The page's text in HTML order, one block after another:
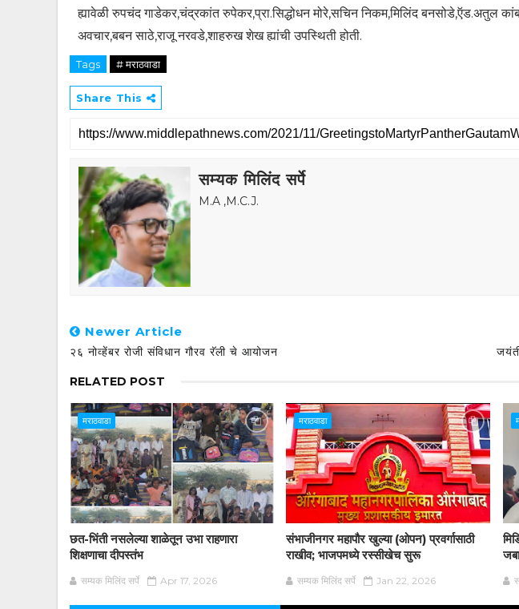
ह्यावेळी रुपचंद गाडेकर,चंद्रकांत रुपेकर,प्रा.सिद्धोधन मोरे,सचिन निकम,मिलिंद बनसोडे,ऍड.अतुल
अवचार,बबन साठे,राजू नरवडे,शाहरुख शेख ह्यांची उपस्थिती होती.
Tags # मराठवाडा
Share This
सम्यक मिलिंद सर्पे
M.A ,M.C.J.
Newer Article
२६ नोव्हेंबर रोजी संविधान गौरव रॅली चे आयोजन
RELATED POST
मराठवाडा
छत-भिंती नसलेल्या शाळेतून उभा राहणारा
शिक्षणाचा दीपस्तंभ
सम्यक मिलिंद सर्पे Apr 17, 2026
मराठवाडा
संभाजीनगर महापौर खुल्या (ओपन) प्रवर्गासाठी
राखीव; भाजपमध्ये रस्सीखेच सुरू
सम्यक मिलिंद सर्पे Jan 22, 2026